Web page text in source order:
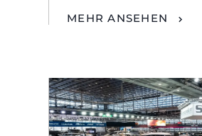
MEHR ANSEHEN